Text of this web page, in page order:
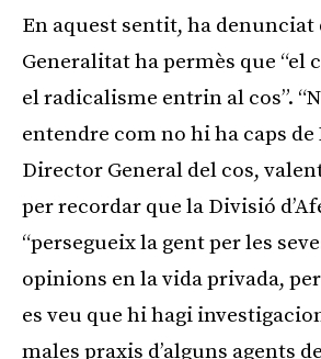
En aquest sentit, ha denunciat
Generalitat ha permès que “el
el radicalisme entrin al cos”.
entendre com no hi ha caps de
Director General del cos,
per recordar que la Divisió
“persegueix la gent per les
opinions en la vida privada,
es veu que hi hagi
males praxis d’alguns agents